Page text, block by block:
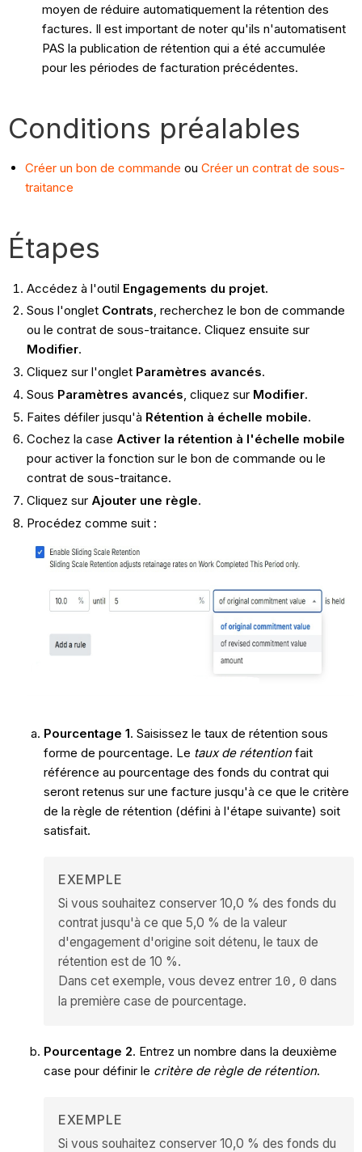
moyen de réduire automatiquement la rétention des
factures. Il est important de noter qu'ils n'automatisent
PAS la publication de rétention qui a été accumulée
pour les périodes de facturation précédentes.
Conditions préalables
Créer un bon de commande ouCréer un contrat de sous-
traitance
Étapes
Accédez à l'outil Engagements du projet.
Sous l'onglet Contrats, recherchez le bon de commande
ou le contrat de sous-traitance. Cliquez ensuite sur
Modifier.
Cliquez sur l'onglet Paramètres avancés.
Sous Paramètres avancés, cliquez sur Modifier.
Faites défiler jusqu'à Rétention à échelle mobile.
Cochez la case Activer la rétention à l'échelle mobile
pour activer la fonction sur le bon de commande ou le
contrat de sous-traitance.
Cliquez sur Ajouter une règle.
Procédez comme suit :
Pourcentage 1. Saisissez le taux de rétention sous
forme de pourcentage. Le taux de rétentionfait
référence au pourcentage des fonds du contrat qui
seront retenus sur une facture jusqu'à ce que le critère
de la règle de rétention (défini à l'étape suivante) soit
satisfait.
EXEMPLE
Si vous souhaitez conserver 10,0 % des fonds du
contrat jusqu'à ce que 5,0 % de la valeur
d'engagement d'origine soit détenu, le taux de
rétention est de 10 %.
Dans cet exemple, vous devez entrer 10,0 dans
la première case de pourcentage.
Pourcentage 2. Entrez un nombre dans la deuxième
case pour définir le critère de règle de rétention.
EXEMPLE
Si vous souhaitez conserver 10,0 % des fonds du